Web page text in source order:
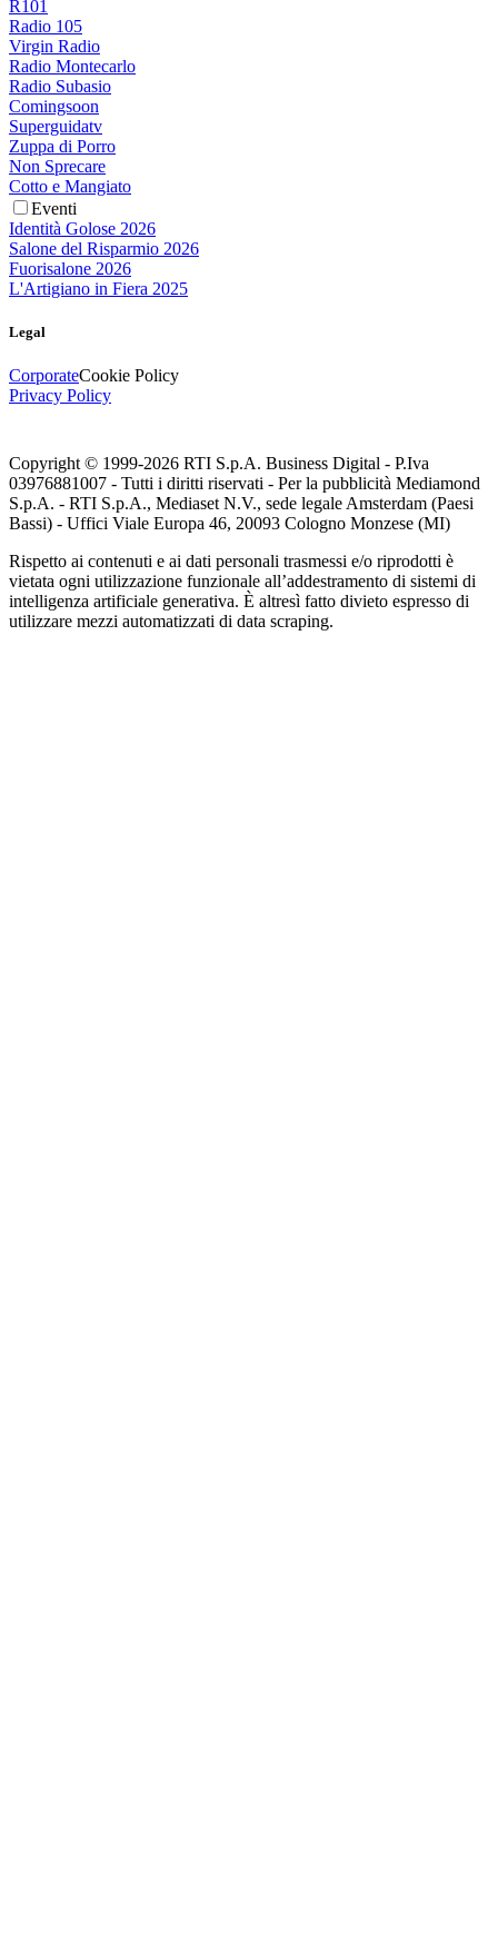
R101
Radio 105
Virgin Radio
Radio Montecarlo
Radio Subasio
Comingsoon
Superguidatv
Zuppa di Porro
Non Sprecare
Cotto e Mangiato
Eventi
Identità Golose 2026
Salone del Risparmio 2026
Fuorisalone 2026
L'Artigiano in Fiera 2025
Legal
CorporateCookie Policy
Privacy Policy
Copyright © 1999-2026 RTI S.p.A. Business Digital - P.Iva
03976881007 - Tutti i diritti riservati - Per la pubblicità Mediamond
S.p.A. - RTI S.p.A., Mediaset N.V., sede legale Amsterdam (Paesi
Bassi) - Uffici Viale Europa 46, 20093 Cologno Monzese (MI)
Rispetto ai contenuti e ai dati personali trasmessi e/o riprodotti è
vietata ogni utilizzazione funzionale all’addestramento di sistemi di
intelligenza artificiale generativa. È altresì fatto divieto espresso di
utilizzare mezzi automatizzati di data scraping.